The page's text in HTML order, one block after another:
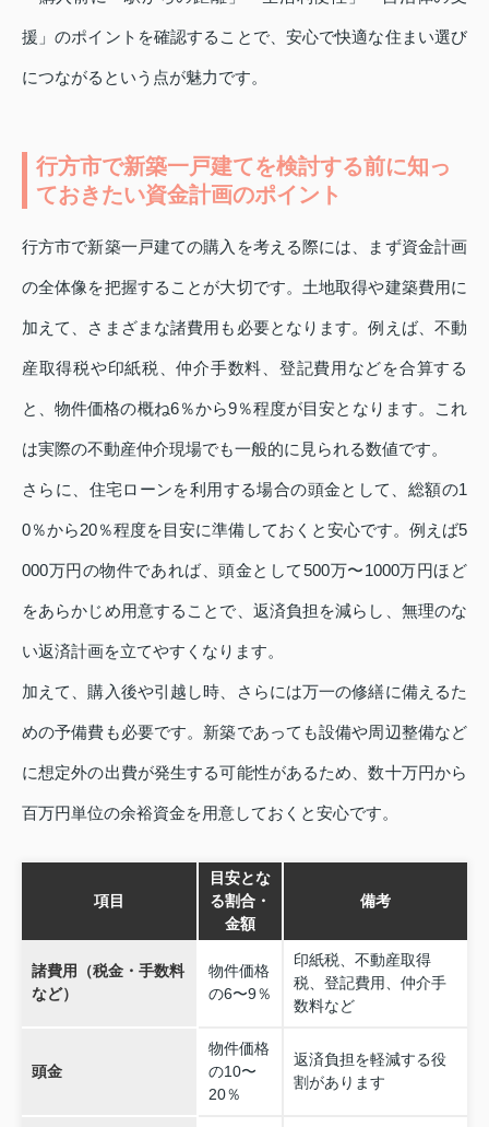
援」のポイントを確認することで、安心で快適な住まい選び
につながるという点が魅力です。
行方市で新築一戸建てを検討する前に知っ
ておきたい資金計画のポイント
行方市で新築一戸建ての購入を考える際には、まず資金計画
の全体像を把握することが大切です。土地取得や建築費用に
加えて、さまざまな諸費用も必要となります。例えば、不動
産取得税や印紙税、仲介手数料、登記費用などを合算する
と、物件価格の概ね6％から9％程度が目安となります。これ
は実際の不動産仲介現場でも一般的に見られる数値です。
さらに、住宅ローンを利用する場合の頭金として、総額の1
0％から20％程度を目安に準備しておくと安心です。例えば5
000万円の物件であれば、頭金として500万〜1000万円ほど
をあらかじめ用意することで、返済負担を減らし、無理のな
い返済計画を立てやすくなります。
加えて、購入後や引越し時、さらには万一の修繕に備えるた
めの予備費も必要です。新築であっても設備や周辺整備など
に想定外の出費が発生する可能性があるため、数十万円から
百万円単位の余裕資金を用意しておくと安心です。
項目
目安とな
る割合・
金額
備考
諸費用（税金・手数料
など）
物件価格
の6〜9％
印紙税、不動産取得
税、登記費用、仲介手
数料など
頭金
物件価格
の10〜
20％
返済負担を軽減する役
割があります